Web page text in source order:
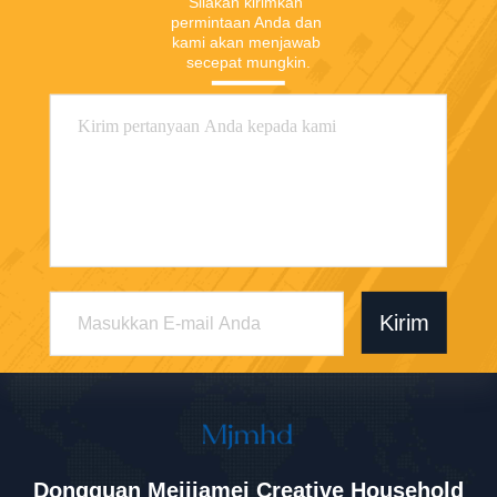
permintaan Anda dan
kami akan menjawab
secepat mungkin.
Kirim
Dongguan Meijiamei Creative Household